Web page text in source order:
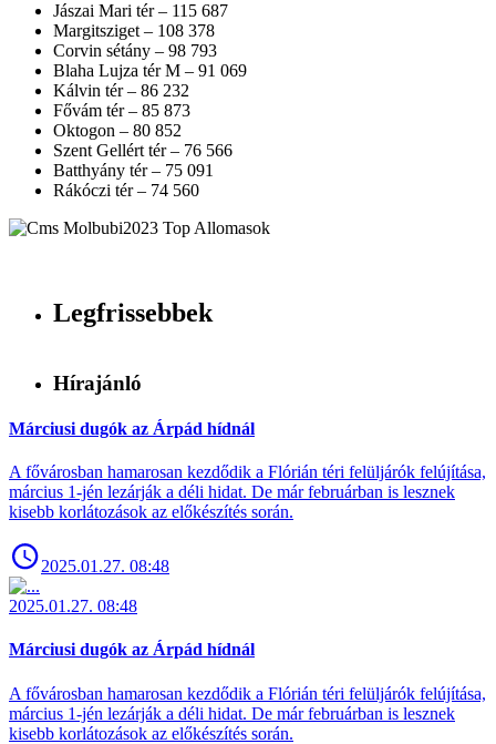
Jászai Mari tér – 115 687
Margitsziget – 108 378
Corvin sétány – 98 793
Blaha Lujza tér M – 91 069
Kálvin tér – 86 232
Fővám tér – 85 873
Oktogon – 80 852
Szent Gellért tér – 76 566
Batthyány tér – 75 091
Rákóczi tér – 74 560
Legfrissebbek
Hírajánló
Márciusi dugók az Árpád hídnál
A fővárosban hamarosan kezdődik a Flórián téri felüljárók felújítása,
március 1-jén lezárják a déli hidat. De már februárban is lesznek
kisebb korlátozások az előkészítés során.
2025.01.27. 08:48
2025.01.27. 08:48
Márciusi dugók az Árpád hídnál
A fővárosban hamarosan kezdődik a Flórián téri felüljárók felújítása,
március 1-jén lezárják a déli hidat. De már februárban is lesznek
kisebb korlátozások az előkészítés során.